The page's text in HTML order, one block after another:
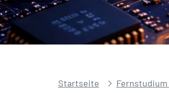
Startseite